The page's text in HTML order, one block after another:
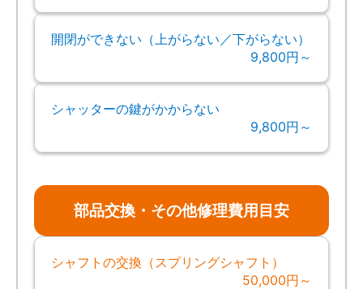
開閉ができない（上がらない／下がらない）
9,800円～
シャッターの鍵がかからない
9,800円～
部品交換・その他修理費用目安
シャフトの交換（スプリングシャフト）
50,000円～